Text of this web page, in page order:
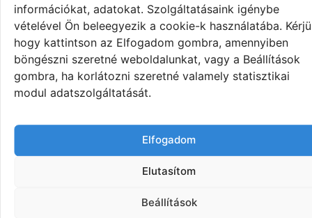
információkat, adatokat. Szolgáltatásaink igénybe
vételével Ön beleegyezik a cookie-k használatába.
hogy kattintson az Elfogadom gombra, amennyiben
böngészni szeretné weboldalunkat, vagy a Beállítások
gombra, ha korlátozni szeretné valamely statisztikai
modul adatszolgáltatását.
Elfogadom
Elutasítom
Beállítások
A honlap használatához szükséges cookie-k
A sütik használatának jogalapja:
A Társaság a sütiket a 2011. évi CXII törvény
rendelkezéseinek, valamint a GDPR-nak megfelelően
használja. A jogalap az érintett hozzájárulása, amelyet
bármikor visszavonható beleegyezés, ehhez elegendő
újra megnyitni a süti-sávot, és rákattintani a „Sütik
elutasítása” gombra, anélkül, hogy ez bármilyen